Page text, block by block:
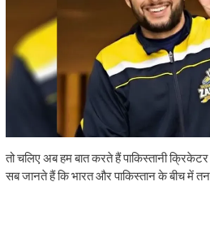
तो चलिए अब हम बात करते हैं पाकिस्तानी
सब जानते हैं कि भारत और पाकिस्तान के बीच में